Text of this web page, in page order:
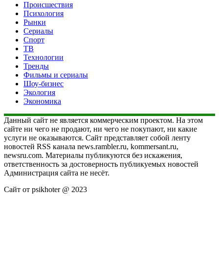
Происшествия
Психология
Рынки
Сериалы
Спорт
ТВ
Технологии
Тренды
Фильмы и сериалы
Шоу-бизнес
Экология
Экономика
Данный сайт не является коммерческим проектом. На этом
сайте ни чего не продают, ни чего не покупают, ни какие
услуги не оказываются. Сайт представляет собой ленту
новостей RSS канала news.rambler.ru, kommersant.ru,
newsru.com. Материалы публикуются без искажения,
ответственность за достоверность публикуемых новостей
Администрация сайта не несёт.
Сайт от psikhoter @ 2023